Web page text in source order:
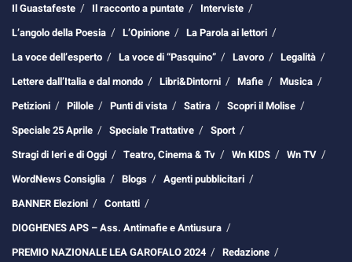
Il Guastafeste
Il racconto a puntate
Interviste
L’angolo della Poesia
L’Opinione
La Parola ai lettori
La voce dell’esperto
La voce di “Pasquino” Lavoro
Legalità
Lettere dall’Italia e dal mondo
Libri&Dintorni Mafie
Musica
Petizioni
Pillole Punti di vista Satira
Scopri il Molise
Speciale 25 Aprile
Speciale Trattative
Sport
Stragi di Ieri e di Oggi
Teatro, Cinema & Tv Wn KIDS
Wn TV
WordNews Consiglia
Blogs
Agenti pubblicitari
BANNER Elezioni
Contatti
DIOGHENES APS – Ass. Antimafie e Antiusura
PREMIO NAZIONALE LEA GAROFALO 2024
Redazione